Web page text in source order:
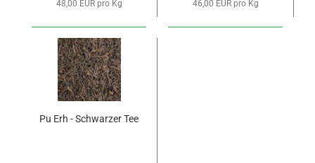
48,00 EUR pro Kg 46,00 EUR pro Kg
Pu Erh - Schwarzer Tee